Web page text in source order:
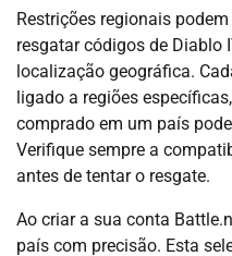
Restrições regionais
resgatar códigos de Diablo
localização geográfica.
ligado a regiões
comprado em um país
Verifique sempre a
antes de tentar o resgate.
Ao criar a sua conta
país com precisão. Esta